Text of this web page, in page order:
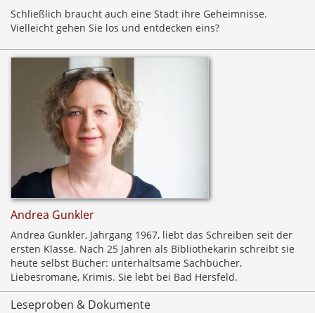
Schließlich braucht auch eine Stadt ihre Geheimnisse.
Vielleicht gehen Sie los und entdecken eins?
Andrea Gunkler
Andrea Gunkler, Jahrgang 1967, liebt das Schreiben seit der
ersten Klasse. Nach 25 Jahren als Bibliothekarin schreibt sie
heute selbst Bücher: unterhaltsame Sachbücher,
Liebesromane, Krimis. Sie lebt bei Bad Hersfeld.
Leseproben & Dokumente